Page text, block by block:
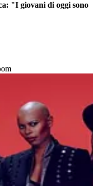
"I giovani di oggi sono